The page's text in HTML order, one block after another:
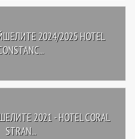
2024/2025 HOTEL
2021 - HOTEL CORAL
STRAN...